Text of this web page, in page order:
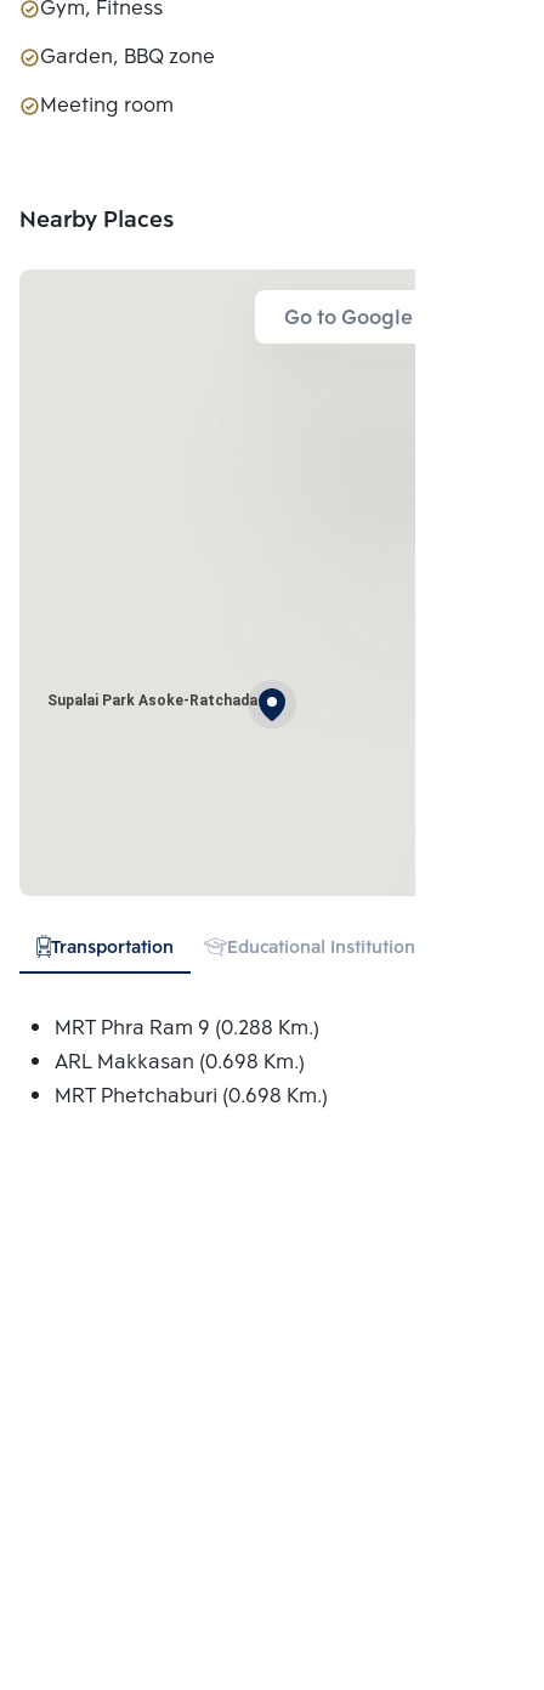
Gym, Fitness
Garden, BBQ zone
Meeting room
Nearby Places
Go to Google Map
Supalai Park Asoke-Ratchada
Transportation Educational Institution
MRT Phra Ram 9 (0.288 Km.)
ARL Makkasan (0.698 Km.)
MRT Phetchaburi (0.698 Km.)